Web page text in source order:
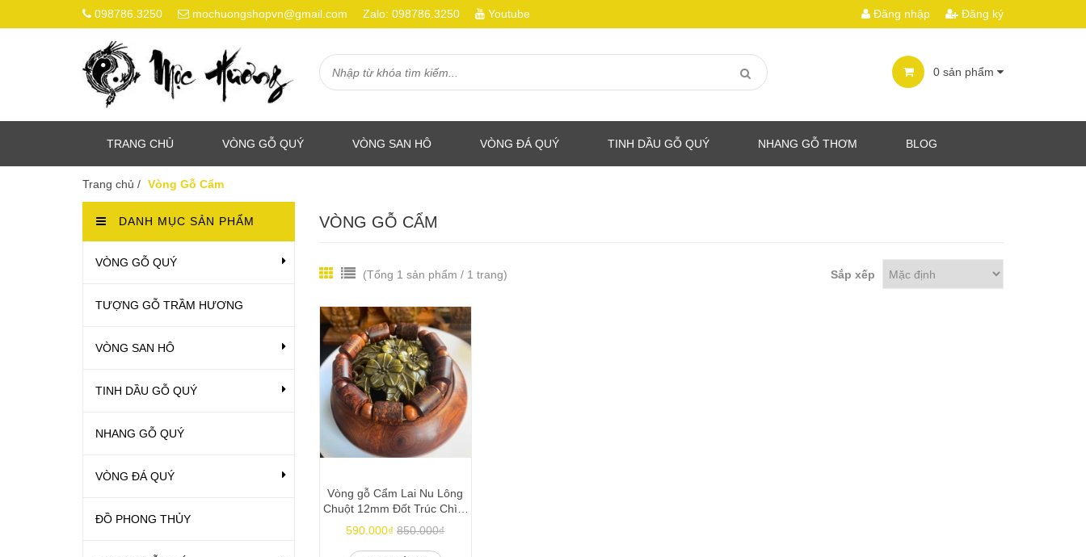
098786.3250 mochuongshopvn@gmail.com Zalo: 098786.3250 Youtube Đăng nhập Đăng ký
0 sản phẩm
TRANG CHỦ VÒNG GỖ QUÝ VÒNG SAN HÔ VÒNG ĐÁ QUÝ TINH DẦU GỖ QUÝ NHANG GỖ THƠM BLOG
Trang chủ / Vòng Gỗ Cẩm
VÒNG GỖ CẨM
(Tổng 1 sản phẩm / 1 trang) Sắp xếp
Vòng gỗ Cẩm Lai Nu Lông
Chuột 12mm Đốt Trúc Chìm
Nước
590.000₫ 850.000₫
DANH MỤC SẢN PHẨM
VÒNG GỖ QUÝ
TƯỢNG GỖ TRẦM HƯƠNG
VÒNG SAN HÔ
TINH DẦU GỖ QUÝ
NHANG GỖ QUÝ
VÒNG ĐÁ QUÝ
ĐỒ PHONG THỦY